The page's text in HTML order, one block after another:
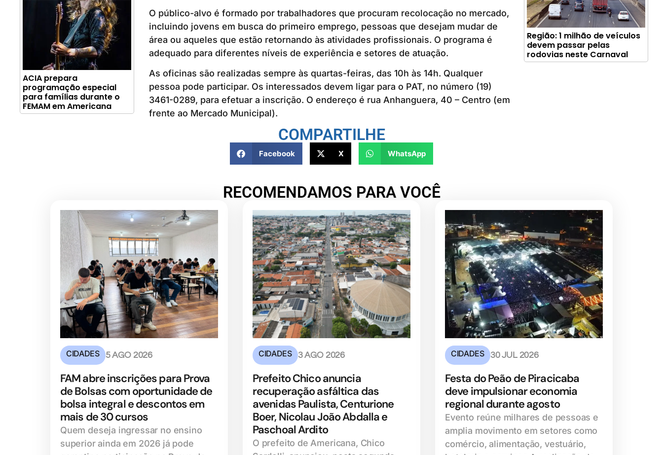
ACIA prepara
programação especial
para famílias durante o
FEMAM em Americana
O público-alvo é formado por trabalhadores que procuram recolocação no mercado,
incluindo jovens em busca do primeiro emprego, pessoas que desejam mudar de
área ou aqueles que estão retornando às atividades profissionais. O programa é
adequado para diferentes níveis de experiência e setores de atuação.
As oficinas são realizadas sempre às quartas-feiras, das 10h às 14h. Qualquer
pessoa pode participar. Os interessados devem ligar para o PAT, no número (19)
3461-0289, para efetuar a inscrição. O endereço é rua Anhanguera, 40 – Centro (em
frente ao Mercado Municipal).
COMPARTILHE
Facebook X WhatsApp
Região: 1 milhão de veículos
devem passar pelas
rodovias neste Carnaval
RECOMENDAMOS PARA VOCÊ
CIDADES 5 AGO 2026
FAM abre inscrições para Prova
de Bolsas com oportunidade de
bolsa integral e descontos em
mais de 30 cursos
Quem deseja ingressar no ensino
superior ainda em 2026 já pode
CIDADES 3 AGO 2026
Prefeito Chico anuncia
recuperação asfáltica das
avenidas Paulista, Centurione
Boer, Nicolau João Abdalla e
Paschoal Ardito
O prefeito de Americana, Chico
CIDADES 30 JUL 2026
Festa do Peão de Piracicaba
deve impulsionar economia
regional durante agosto
Evento reúne milhares de pessoas e
amplia movimento em setores como
comércio, alimentação, vestuário,